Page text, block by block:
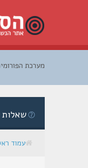
מערכת
שאלות
עמוד